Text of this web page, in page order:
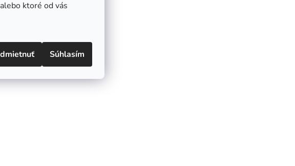
ktoré od vás
Súhlasím